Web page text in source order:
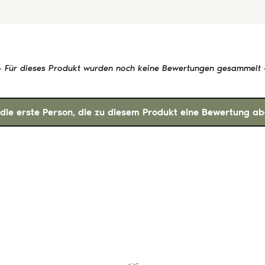
Für dieses Produkt wurden noch keine Bewertungen gesammelt
erste Person, die zu diesem Produkt eine Bewertung